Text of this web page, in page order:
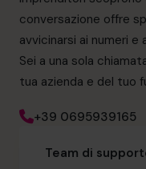
conversazione offre
avvicinarsi ai numeri
Sei a una sola
tua azienda e del tuo
+39 0695939165
Team di